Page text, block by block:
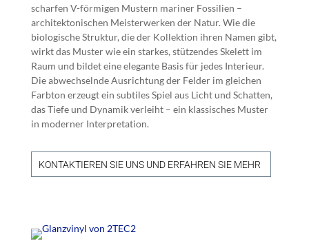
scharfen V-förmigen Mustern mariner Fossilien –
architektonischen Meisterwerken der Natur. Wie die
biologische Struktur, die der Kollektion ihren Namen gibt,
wirkt das Muster wie ein starkes, stützendes Skelett im
Raum und bildet eine elegante Basis für jedes Interieur.
Die abwechselnde Ausrichtung der Felder im gleichen
Farbton erzeugt ein subtiles Spiel aus Licht und Schatten,
das Tiefe und Dynamik verleiht – ein klassisches Muster
in moderner Interpretation.
KONTAKTIEREN SIE UNS UND ERFAHREN SIE MEHR